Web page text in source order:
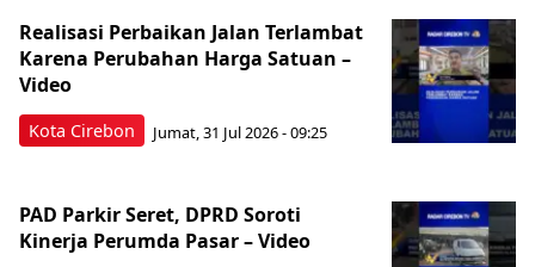
Kota Cirebon
Realisasi Perbaikan Jalan Terlambat
Karena Perubahan Harga Satuan –
Video
Jumat, 31 Jul 2026 - 09:25
PAD Parkir Seret, DPRD Soroti
Kinerja Perumda Pasar – Video